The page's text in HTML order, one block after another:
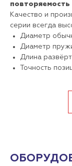
повторяемость
Качество и
серии всегда
Диаметр
Диаметр
Длина
Точность